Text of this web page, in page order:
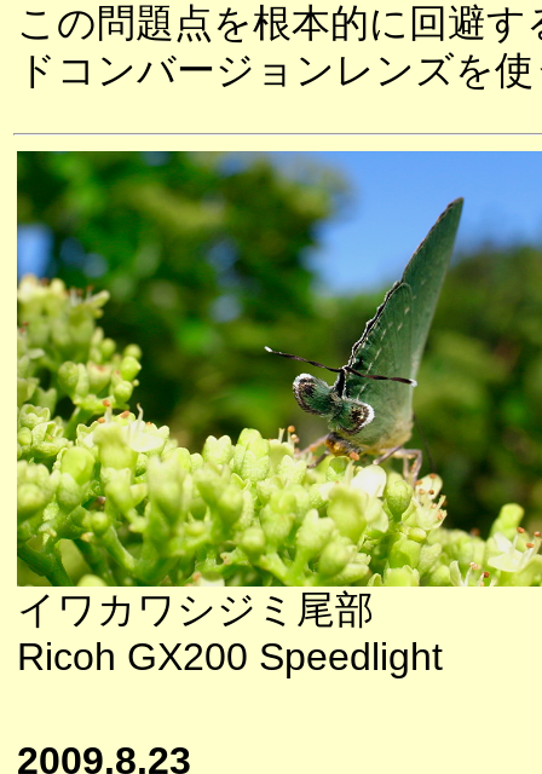
この問題点を根本的に回避
ドコンバージョンレンズを
イワカワシジミ尾部
Ricoh GX200 Speedlight
2009.8.23